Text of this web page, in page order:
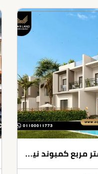
مكتب اداري بمساحة 60 متر مربع كمبوند نيوم 6 أكتوبر